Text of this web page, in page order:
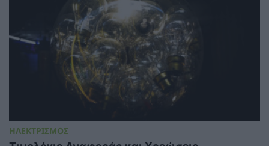
ΗΛΕΚΤΡΙΣΜΟΣ